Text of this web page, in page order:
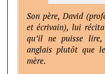
Son père, David
et écrivain), lui
qu’il ne puisse
anglais plutôt que
mère.